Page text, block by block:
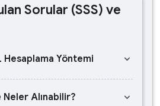
Sorular (SSS) ve
Yöntemi keyboard_arrow_down
Alınabilir? keyboard_arrow_down